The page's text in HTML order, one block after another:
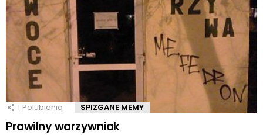
1 Polubienia SPIZGANE MEMY
Prawilny warzywniak